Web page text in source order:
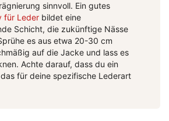
sinnvoll. Ein gutes
für Leder bildet eine
Schicht, die zukünftige Nässe
es aus etwa 20-30 cm
auf die Jacke und lass es
Achte darauf, dass du ein
für deine spezifische Lederart